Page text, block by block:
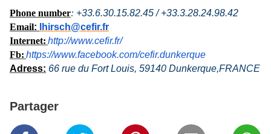
Phone number: +33.6.30.15.82.45 / +33.3.28.24.98.42
Email:
lhirsch@cefir.fr
Internet: http://www.cefir.fr/
Fb: https://www.facebook.com/cefir.dunkerque
Adress: 66 rue du Fort Louis, 59140 Dunkerque,FRANCE
Partager